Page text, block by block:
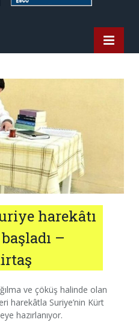
harekâtı
–
ve çöküş halinde olan
harekâtla Suriye’nin Kürt
hazırlanıyor.